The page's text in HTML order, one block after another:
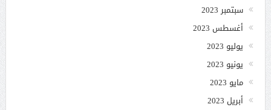
سبتمبر 2023
أغسطس 2023
يوليو 2023
يونيو 2023
مايو 2023
أبريل 2023